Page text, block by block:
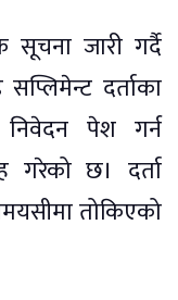
सूचना जारी गर्दै
दर्ताका
पेश गर्न
गरेको छ। दर्ता
तोकिएको